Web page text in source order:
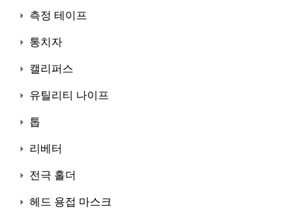
측정 테이프
통치자
캘리퍼스
유틸리티 나이프
톱
리베터
전극 홀더
헤드 용접 마스크